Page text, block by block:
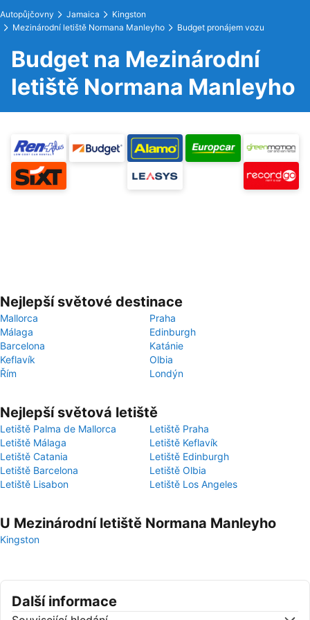
Autopůjčovny Jamaica
Kingston
Mezinárodní letiště Normana Manleyho
Budget pronájem vozu
Budget na Mezinárodní
letiště Normana Manleyho
Nejlepší světové destinace
Mallorca
Praha
Málaga
Edinburgh
Barcelona
Katánie
Keflavík
Olbia
Řím
Londýn
Nejlepší světová letiště
Letiště Palma de Mallorca
Letiště Praha
Letiště Málaga
Letiště Keflavík
Letiště Catania
Letiště Edinburgh
Letiště Barcelona
Letiště Olbia
Letiště Lisabon
Letiště Los Angeles
U Mezinárodní letiště Normana Manleyho
Kingston
Další informace